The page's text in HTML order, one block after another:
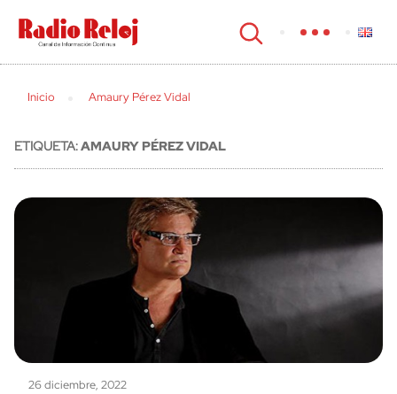
cerrar
Inicio Amaury Pérez Vidal
ETIQUETA:AMAURY PÉREZ VIDAL
26 diciembre, 2022